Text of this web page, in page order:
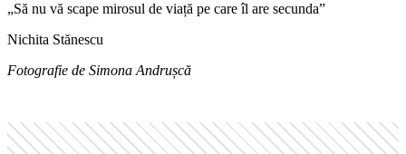
„Să nu vă scape mirosul de viață pe care îl are secunda”
Nichita Stănescu
Fotografie de Simona Andrușcă